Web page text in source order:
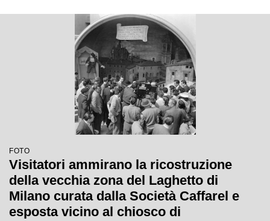
FOTO
Visitatori ammirano la ricostruzione
della vecchia zona del Laghetto di
Milano curata dalla Società Caffarel e
esposta vicino al chiosco di